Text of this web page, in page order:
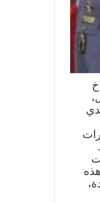
أبريل،